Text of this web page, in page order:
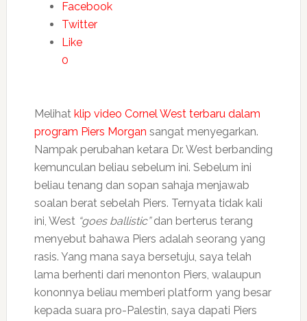
Facebook
Twitter
Like
0
Melihat klip video Cornel West terbaru dalam
program Piers Morgan sangat menyegarkan.
Nampak perubahan ketara Dr. West berbanding
kemunculan beliau sebelum ini. Sebelum ini
beliau tenang dan sopan sahaja menjawab
soalan berat sebelah Piers. Ternyata tidak kali
ini, West “goes ballistic”dan berterus terang
menyebut bahawa Piers adalah seorang yang
rasis. Yang mana saya bersetuju, saya telah
lama berhenti dari menonton Piers, walaupun
kononnya beliau memberi platform yang besar
kepada suara pro-Palestin, saya dapati Piers